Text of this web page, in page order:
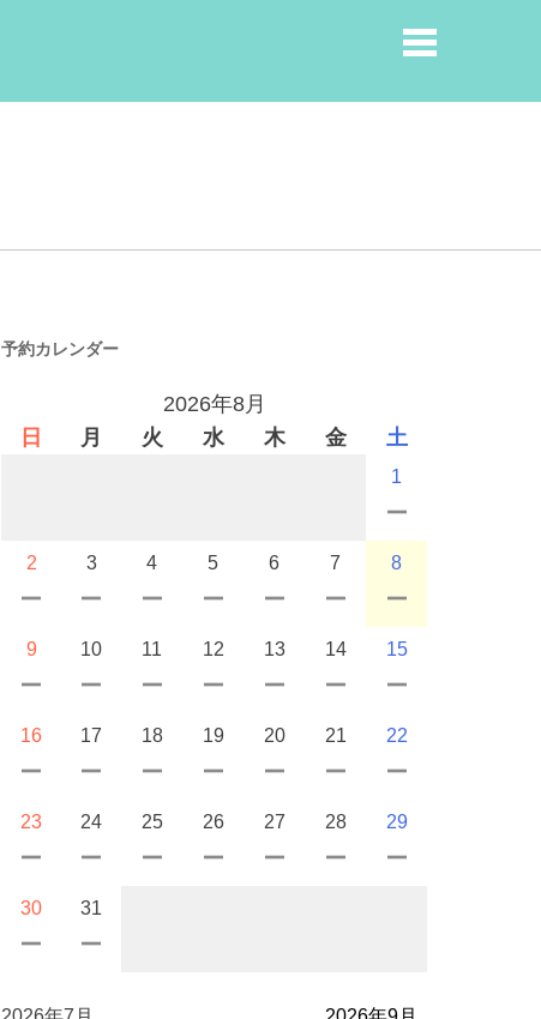
予約カレンダー
2026年8月
日
月 火 水 木 金 土
1
2 3 4 5 6 7 8
9 10 11 12 13 14 15
16 17 18 19 20 21 22
23 24 25 26 27 28 29
30 31